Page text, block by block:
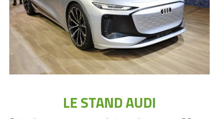
LE STAND AUDI